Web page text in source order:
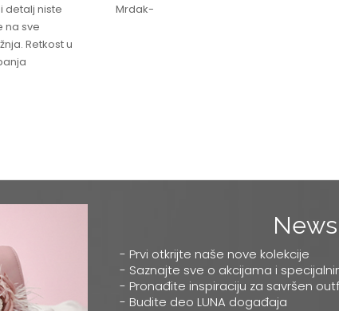
detalj niste
na sve
Retkost u
Mrdak-
- Prvi otkrijte naše nove kolekcije
- Saznajte sve o akcijama i
- Pronađite inspiraciju za savršen
- Budite deo LUNA događaja